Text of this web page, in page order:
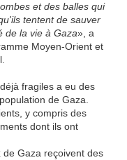
et des balles qui
tentent de sauver
de la vie à Gaza», a
Moyen-Orient et
fragiles a eu des
de Gaza
y compris des
dont ils ont
de Gaza reçoivent des